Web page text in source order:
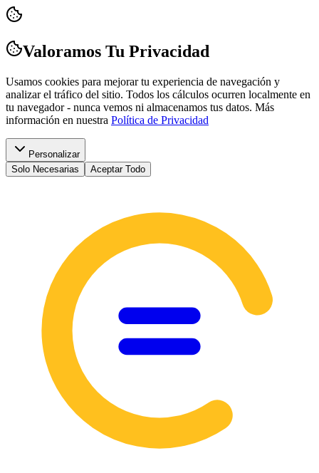
Valoramos Tu Privacidad
Usamos cookies para mejorar tu experiencia de navegación y
analizar el tráfico del sitio. Todos los cálculos ocurren localmente en
tu navegador - nunca vemos ni almacenamos tus datos. Más
información en nuestra Política de Privacidad
Personalizar
Solo Necesarias
Aceptar Todo